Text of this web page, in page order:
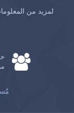
لمزيد من
: